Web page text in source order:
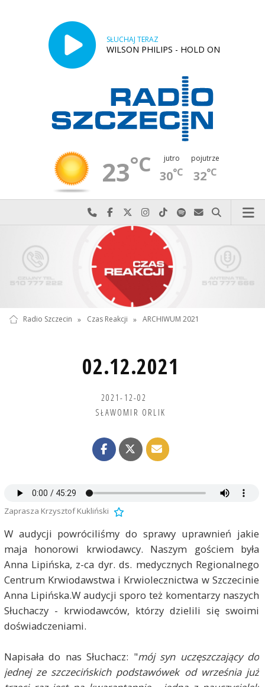
SŁUCHAJ TERAZ
WILSON PHILIPS - HOLD ON
23°C jutro
30°C
pojutrze
32°C
Najlepiej po prostu do nas zadzwoń
Odwiedź nas na Facebook-u
Odwiedź nas na X
Odwiedź nas na Instagram-ie
Odwiedź nas na TikTok-u
Szukaj nas na Spotify
Wyślij do nas
Szukaj
Radio Szczecin » Czas Reakcji » ARCHIWUM 2021
02.12.2021
2021-12-02
SŁAWOMIR ORLIK
Zaprasza Krzysztof Kukliński
W audycji powróciliśmy do sprawy uprawnień jakie
maja honorowi krwiodawcy. Naszym gościem była
Anna Lipińska, z-ca dyr. ds. medycznych Regionalnego
Centrum Krwiodawstwa i Krwiolecznictwa w Szczecinie
Anna Lipińska.W audycji sporo też komentarzy naszych
Słuchaczy - krwiodawców, którzy dzielili się swoimi
doświadczeniami.
Napisała do nas Słuchacz: "mój syn uczęszczający do
jednej ze szczecińskich podstawówek od września już